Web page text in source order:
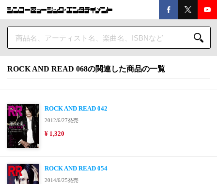
ROCK AND READ 068の関連した商品の一覧
ROCK AND READ 042
2012/6/27発売
¥ 1,320
ROCK AND READ 054
2014/6/25発売